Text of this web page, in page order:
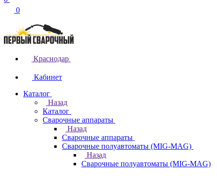
0
Краснодар
Кабинет
Каталог
Назад
Каталог
Сварочные аппараты
Назад
Сварочные аппараты
Сварочные полуавтоматы (MIG-MAG)
Назад
Сварочные полуавтоматы (MIG-MAG)